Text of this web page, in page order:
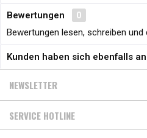
Bewertungen
0
Bewertungen lesen, schreiben und
Kunden haben sich ebenfalls
NEWSLETTER
SERVICE HOTLINE